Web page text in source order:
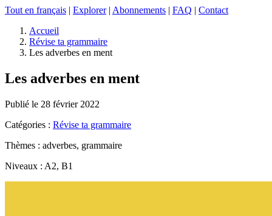
Tout en français | Explorer| Abonnements | FAQ | Contact
Accueil
Révise ta grammaire
Les adverbes en ment
Les adverbes en ment
Publié le 28 février 2022
Catégories : Révise ta grammaire
Thèmes : adverbes, grammaire
Niveaux : A2, B1